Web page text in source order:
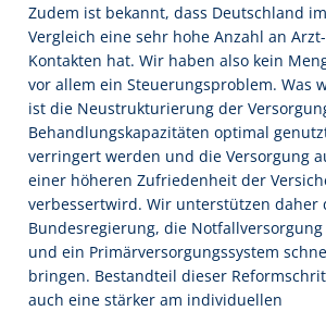
Zudem ist bekannt, dass Deutschland
Vergleich eine sehr hohe Anzahl an
Kontakten hat. Wir haben also kein
vor allem ein Steuerungsproblem. Was
ist die Neustrukturierung der
Behandlungskapazitäten optimal
verringert werden und die Versorgung
einer höheren Zufriedenheit der
verbessertwird. Wir unterstützen daher
Bundesregierung, die
und ein Primärversorgungssystem
bringen. Bestandteil dieser
auch eine stärker am individuellen